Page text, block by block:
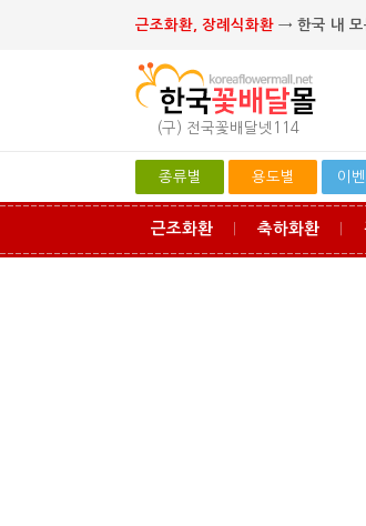
근조화환, 장례식화환 → 한국 내 모
(구) 전국꽃배달넷114
종류별 용도별 이
근조화환 축하화환